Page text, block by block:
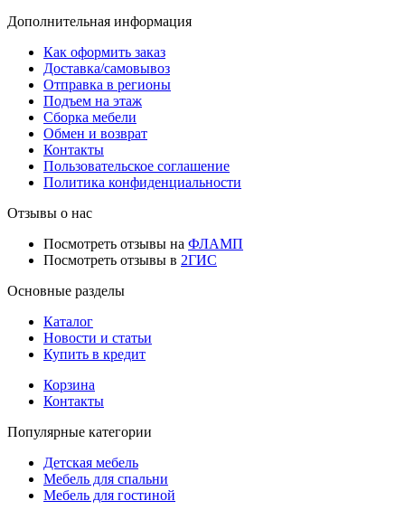
Дополнительная информация
Как оформить заказ
Доставка/самовывоз
Отправка в регионы
Подъем на этаж
Сборка мебели
Обмен и возврат
Контакты
Пользовательское соглашение
Политика конфиденциальности
Отзывы о нас
Посмотреть отзывы на ФЛАМП
Посмотреть отзывы в 2ГИС
Основные разделы
Каталог
Новости и статьи
Купить в кредит
Корзина
Контакты
Популярные категории
Детская мебель
Мебель для спальни
Мебель для гостиной